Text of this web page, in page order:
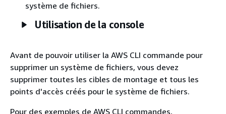
système de fichiers.
Utilisation de la console
Avant de pouvoir utiliser la AWS CLI commande pour
supprimer un système de fichiers, vous devez
supprimer toutes les cibles de montage et tous les
points d'accès créés pour le système de fichiers.
Pour des exemples de AWS CLI commandes,